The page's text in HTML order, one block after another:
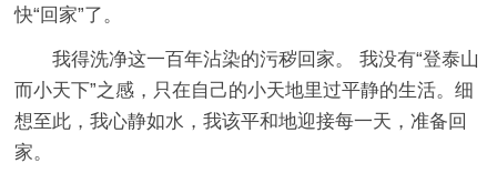
快“回家”了。
我得洗净这一百年沾染的污秽回家。 我没有“登泰山
而小天下”之感，只在自己的小天地里过平静的生活。细
想至此，我心静如水，我该平和地迎接每一天，准备回
家。